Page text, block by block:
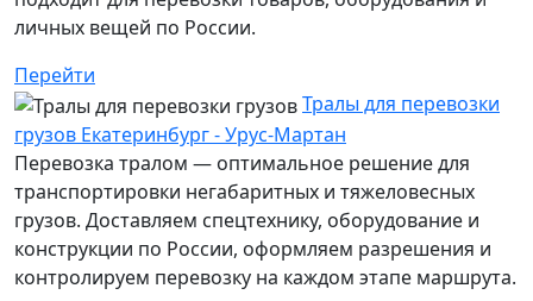
личных вещей по России.
Перейти
Тралы для перевозки
грузов Екатеринбург - Урус-Мартан
Перевозка тралом — оптимальное решение для
транспортировки негабаритных и тяжеловесных
грузов. Доставляем спецтехнику, оборудование и
конструкции по России, оформляем разрешения и
контролируем перевозку на каждом этапе маршрута.